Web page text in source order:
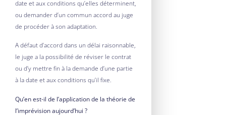
date et aux conditions qu’elles déterminent,
ou demander d’un commun accord au juge
de procéder à son adaptation.
A défaut d’accord dans un délai raisonnable,
le juge a la possibilité de réviser le contrat
ou d’y mettre fin à la demande d’une partie
à la date et aux conditions qu’il fixe.
Qu’en est-il de l’application de la théorie de
l’imprévision aujourd’hui ?